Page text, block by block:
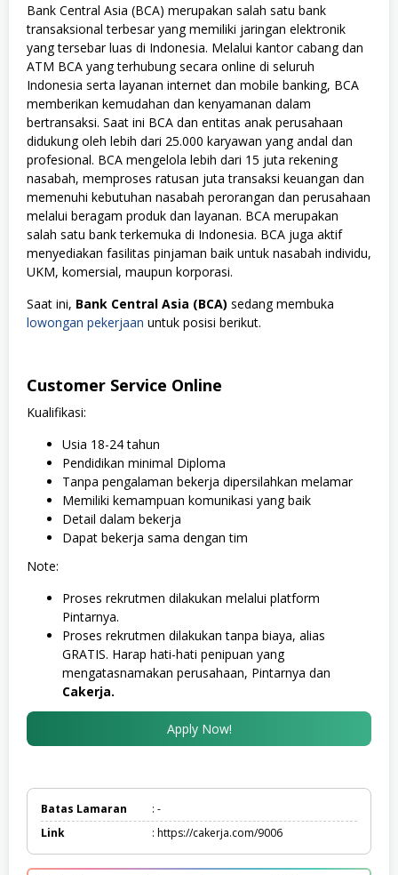
Bank Central Asia (BCA) merupakan salah satu bank
transaksional terbesar yang memiliki jaringan elektronik
yang tersebar luas di Indonesia. Melalui kantor cabang dan
ATM BCA yang terhubung secara online di seluruh
Indonesia serta layanan internet dan mobile banking, BCA
memberikan kemudahan dan kenyamanan dalam
bertransaksi. Saat ini BCA dan entitas anak perusahaan
didukung oleh lebih dari 25.000 karyawan yang andal dan
profesional. BCA mengelola lebih dari 15 juta rekening
nasabah, memproses ratusan juta transaksi keuangan dan
memenuhi kebutuhan nasabah perorangan dan perusahaan
melalui beragam produk dan layanan. BCA merupakan
salah satu bank terkemuka di Indonesia. BCA juga aktif
menyediakan fasilitas pinjaman baik untuk nasabah individu,
UKM, komersial, maupun korporasi.
Saat ini, Bank Central Asia (BCA) sedang membuka
lowongan pekerjaan untuk posisi berikut.
Customer Service Online
Kualifikasi:
Usia 18-24 tahun
Pendidikan minimal Diploma
Tanpa pengalaman bekerja dipersilahkan melamar
Memiliki kemampuan komunikasi yang baik
Detail dalam bekerja
Dapat bekerja sama dengan tim
Note:
Proses rekrutmen dilakukan melalui platform
Pintarnya.
Proses rekrutmen dilakukan tanpa biaya, alias
GRATIS. Harap hati-hati penipuan yang
mengatasnamakan perusahaan, Pintarnya dan
Cakerja.
Apply Now!
Batas Lamaran
: -
Link
: https://cakerja.com/9006